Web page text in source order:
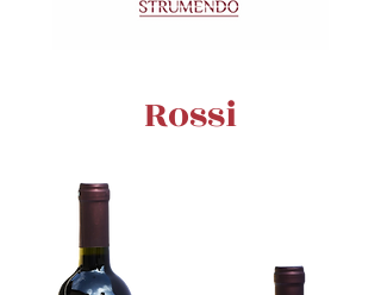
Rossi